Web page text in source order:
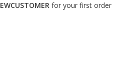
for your first order